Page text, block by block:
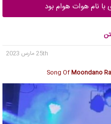
با نام هوات هوام بود
25th مارس 2023
Song OfMoondano